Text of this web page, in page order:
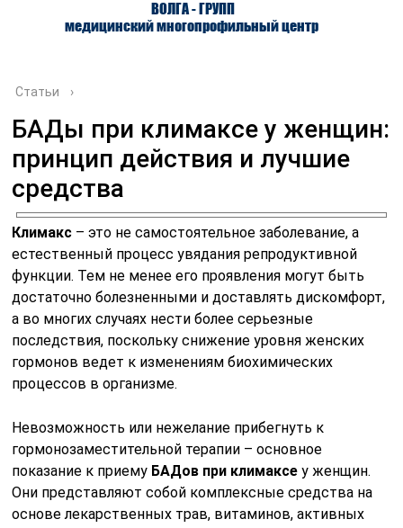
ВОЛГА - ГРУПП
медицинский многопрофильный центр
О ЦЕНТРЕ ВРАЧИ УСЛУГИ
Статьи ›
БАДы при климаксе у женщин:
принцип действия и лучшие
средства
Климакс – это не самостоятельное заболевание, а
естественный процесс увядания репродуктивной
функции. Тем не менее его проявления могут быть
достаточно болезненными и доставлять дискомфорт,
а во многих случаях нести более серьезные
последствия, поскольку снижение уровня женских
гормонов ведет к изменениям биохимических
процессов в организме.
Невозможность или нежелание прибегнуть к
гормонозаместительной терапии – основное
показание к приему БАДов при климаксе у женщин.
Они представляют собой комплексные средства на
основе лекарственных трав, витаминов, активных